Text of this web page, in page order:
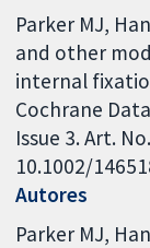
Parker MJ,
and other
internal
Cochrane
Issue 3. Art.
10.1002/
Autores
Parker MJ